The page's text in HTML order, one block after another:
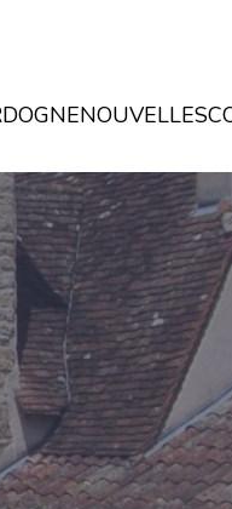
NOUVELLES